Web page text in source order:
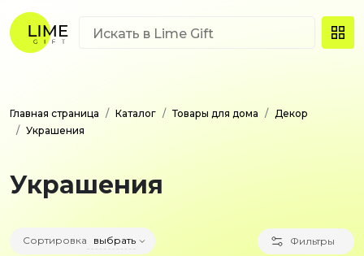
Главная страница Каталог Товары для дома
Декор
Украшения
Украшения
Сортировка выбрать Фильтры